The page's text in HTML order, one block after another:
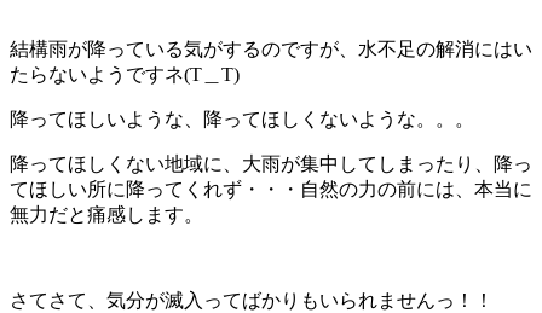
結構雨が降っている気がするのですが、水不足の解消にはい
たらないようですネ(T＿T)
降ってほしいような、降ってほしくないような。。。
降ってほしくない地域に、大雨が集中してしまったり、降っ
てほしい所に降ってくれず・・・自然の力の前には、本当に
無力だと痛感します。
さてさて、気分が滅入ってばかりもいられませんっ！！